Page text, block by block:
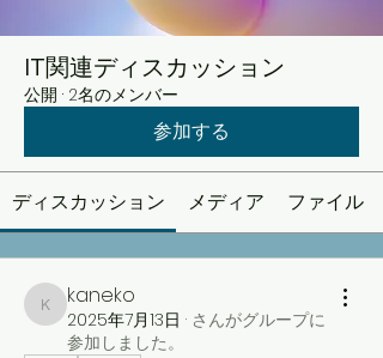
IT関連ディスカッション
公開 · 2名のメンバー
参加する
ディスカッション メディア ファイル
kaneko
kaneko
2025年7月13日 · さんがグループに
参加しました。